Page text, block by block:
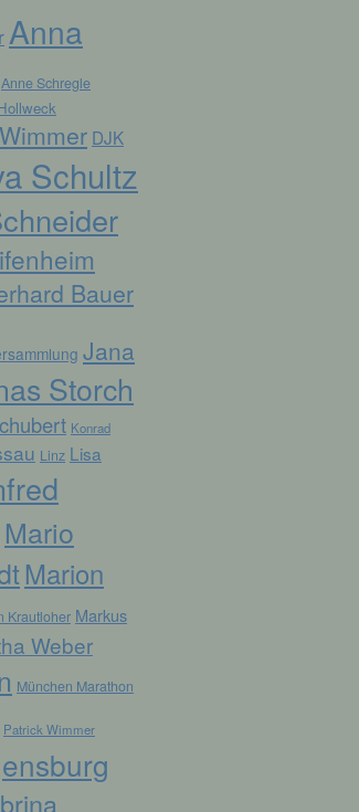
Anna
Anne Schregle
DJK
Schultz
Bauer
Jana
Storch
Konrad
Linz Lisa
Mario
Marion
Krautloher Markus
Weber
München Marathon
Patrick Wimmer